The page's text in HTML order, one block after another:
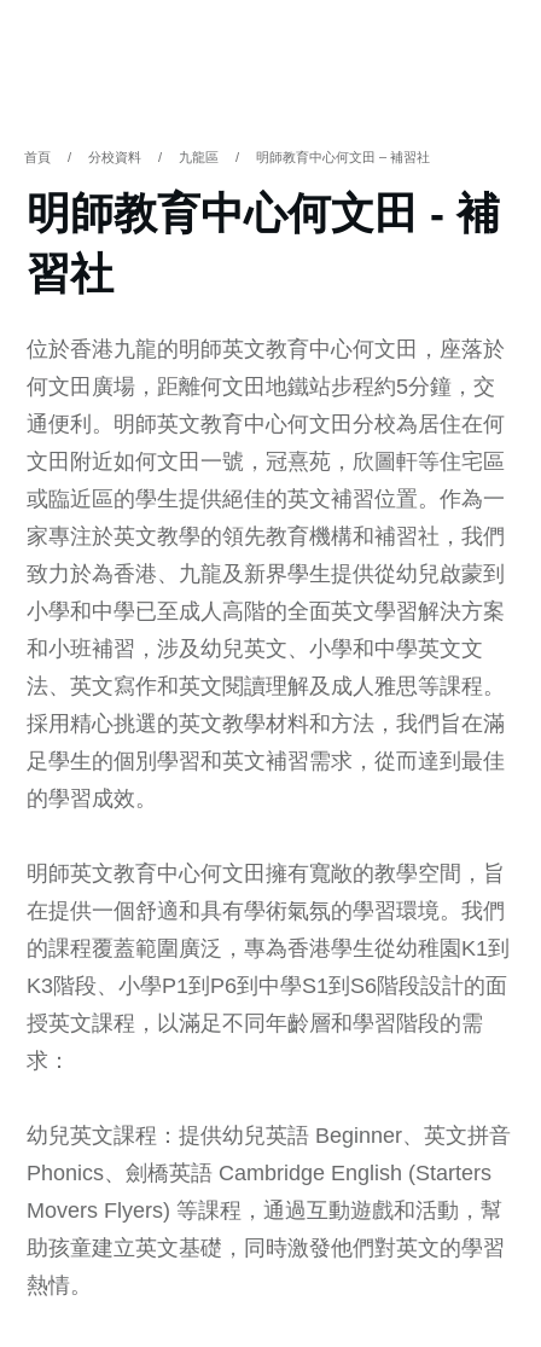
首頁 / 分校資料 / 九龍區 / 明師教育中心何文田 – 補習社
明師教育中心何文田 - 補
習社
位於香港九龍的明師英文教育中心何文田，座落於
何文田廣場，距離何文田地鐵站步程約5分鐘，交
通便利。明師英文教育中心何文田分校為居住在何
文田附近如何文田一號，冠熹苑，欣圖軒等住宅區
或臨近區的學生提供絕佳的英文補習位置。作為一
家專注於英文教學的領先教育機構和補習社，我們
致力於為香港、九龍及新界學生提供從幼兒啟蒙到
小學和中學已至成人高階的全面英文學習解決方案
和小班補習，涉及幼兒英文、小學和中學英文文
法、英文寫作和英文閱讀理解及成人雅思等課程。
採用精心挑選的英文教學材料和方法，我們旨在滿
足學生的個別學習和英文補習需求，從而達到最佳
的學習成效。
明師英文教育中心何文田擁有寬敞的教學空間，旨
在提供一個舒適和具有學術氣氛的學習環境。我們
的課程覆蓋範圍廣泛，專為香港學生從幼稚園K1到
K3階段、小學P1到P6到中學S1到S6階段設計的面
授英文課程，以滿足不同年齡層和學習階段的需
求：
幼兒英文課程：提供幼兒英語 Beginner、英文拼音
Phonics、劍橋英語 Cambridge English (Starters
Movers Flyers) 等課程，通過互動遊戲和活動，幫
助孩童建立英文基礎，同時激發他們對英文的學習
熱情。